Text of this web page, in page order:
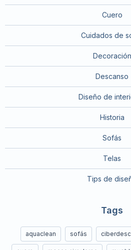
Cuero
Cuidados de
Decoración
Descanso
Diseño de
Historia
Sofás
Telas
Tips de
Tags
aquaclean sofás